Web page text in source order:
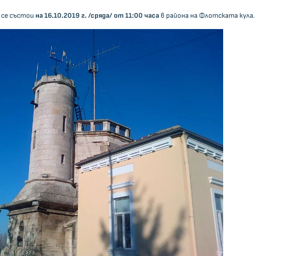
състои на 16.10.2019 г. /сряда/ от 11:00 часав района на Флотската кула.